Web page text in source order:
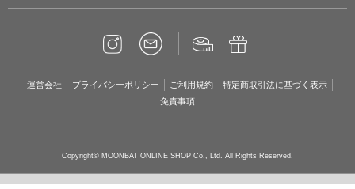
運営会社 プライバシーポリシー ご利用規約
特定商取引法に基づく表示
免責事項
Copyright© MOONBAT ONLINE SHOP Co., Ltd. All Rights Reserved.